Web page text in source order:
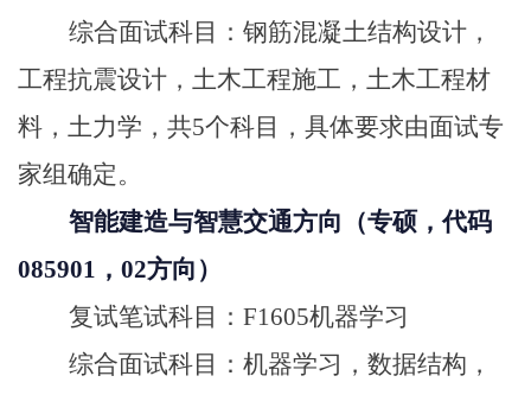
综合面试科目：钢筋混凝土结构设计，
工程抗震设计，土木工程施工，土木工程材
料，土力学，共5个科目，具体要求由面试专
家组确定。
智能建造与智慧交通方向（专硕，代码
085901，02方向）
复试笔试科目：F1605机器学习
综合面试科目：机器学习，数据结构，